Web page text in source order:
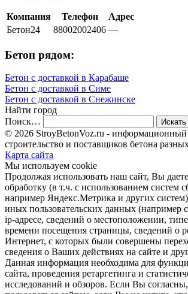
Компания Телефон
Адрес
Бетон24
88002002406 —
Бетон рядом:
Бетон с доставкой в Карабаше
Бетон с доставкой в Симе
Бетон с доставкой в Снежинске
Найти город
Поиск…
© 2026 StroyBetonVoz.ru - информационный
строительство и поставщиков бетона
Карта сайта
Мы используем cookie
Продолжая использовать наш cайт, Вы
обработку (в т.ч. с использованием систем
например Яндекс.Метрика и других
иных пользовательских данных (например
ip-адресе, сведений о местоположении,
времени посещения страницы, сведений о
Интернет, с которых были совершены
сведения о Ваших действиях на сайте и
Данная информация необходима для
сайта, проведения ретаргетинга и
исследований и обзоров. Если Вы